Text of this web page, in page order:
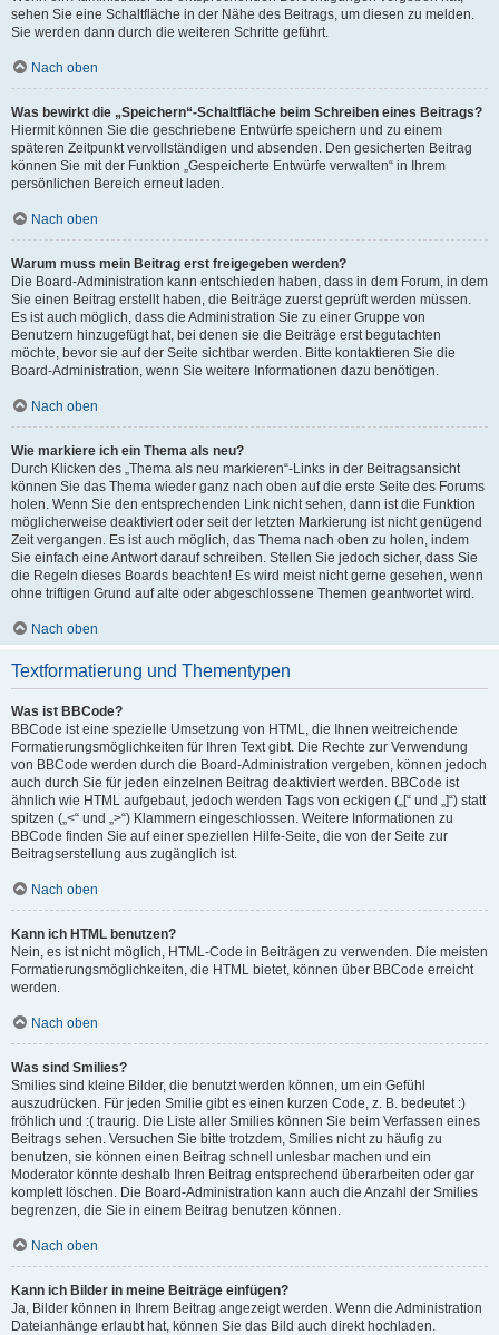
sehen Sie eine Schaltfläche in der Nähe des Beitrags, um diesen zu melden.
Sie werden dann durch die weiteren Schritte geführt.
Nach oben
Was bewirkt die „Speichern“-Schaltfläche beim Schreiben eines Beitrags?
Hiermit können Sie die geschriebene Entwürfe speichern und zu einem
späteren Zeitpunkt vervollständigen und absenden. Den gesicherten Beitrag
können Sie mit der Funktion „Gespeicherte Entwürfe verwalten“ in Ihrem
persönlichen Bereich erneut laden.
Nach oben
Warum muss mein Beitrag erst freigegeben werden?
Die Board-Administration kann entschieden haben, dass in dem Forum, in dem
Sie einen Beitrag erstellt haben, die Beiträge zuerst geprüft werden müssen.
Es ist auch möglich, dass die Administration Sie zu einer Gruppe von
Benutzern hinzugefügt hat, bei denen sie die Beiträge erst begutachten
möchte, bevor sie auf der Seite sichtbar werden. Bitte kontaktieren Sie die
Board-Administration, wenn Sie weitere Informationen dazu benötigen.
Nach oben
Wie markiere ich ein Thema als neu?
Durch Klicken des „Thema als neu markieren“-Links in der Beitragsansicht
können Sie das Thema wieder ganz nach oben auf die erste Seite des Forums
holen. Wenn Sie den entsprechenden Link nicht sehen, dann ist die Funktion
möglicherweise deaktiviert oder seit der letzten Markierung ist nicht genügend
Zeit vergangen. Es ist auch möglich, das Thema nach oben zu holen, indem
Sie einfach eine Antwort darauf schreiben. Stellen Sie jedoch sicher, dass Sie
die Regeln dieses Boards beachten! Es wird meist nicht gerne gesehen, wenn
ohne triftigen Grund auf alte oder abgeschlossene Themen geantwortet wird.
Nach oben
Textformatierung und Thementypen
Was ist BBCode?
BBCode ist eine spezielle Umsetzung von HTML, die Ihnen weitreichende
Formatierungsmöglichkeiten für Ihren Text gibt. Die Rechte zur Verwendung
von BBCode werden durch die Board-Administration vergeben, können jedoch
auch durch Sie für jeden einzelnen Beitrag deaktiviert werden. BBCode ist
ähnlich wie HTML aufgebaut, jedoch werden Tags von eckigen („[“ und „]“) statt
spitzen („<“ und „>“) Klammern eingeschlossen. Weitere Informationen zu
BBCode finden Sie auf einer speziellen Hilfe-Seite, die von der Seite zur
Beitragserstellung aus zugänglich ist.
Nach oben
Kann ich HTML benutzen?
Nein, es ist nicht möglich, HTML-Code in Beiträgen zu verwenden. Die meisten
Formatierungsmöglichkeiten, die HTML bietet, können über BBCode erreicht
werden.
Nach oben
Was sind Smilies?
Smilies sind kleine Bilder, die benutzt werden können, um ein Gefühl
auszudrücken. Für jeden Smilie gibt es einen kurzen Code, z. B. bedeutet :)
fröhlich und :( traurig. Die Liste aller Smilies können Sie beim Verfassen eines
Beitrags sehen. Versuchen Sie bitte trotzdem, Smilies nicht zu häufig zu
benutzen, sie können einen Beitrag schnell unlesbar machen und ein
Moderator könnte deshalb Ihren Beitrag entsprechend überarbeiten oder gar
komplett löschen. Die Board-Administration kann auch die Anzahl der Smilies
begrenzen, die Sie in einem Beitrag benutzen können.
Nach oben
Kann ich Bilder in meine Beiträge einfügen?
Ja, Bilder können in Ihrem Beitrag angezeigt werden. Wenn die Administration
Dateianhänge erlaubt hat, können Sie das Bild auch direkt hochladen.